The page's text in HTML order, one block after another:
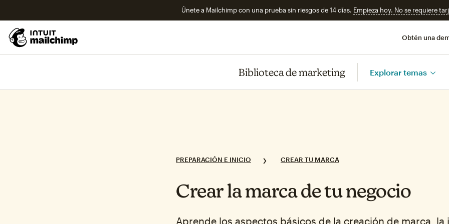
Únete a Mailchimp con una prueba sin riesgos de 14 días. Empieza hoy. No se requiere
Obtén una
Biblioteca de marketing Explorar temas
PREPARACIÓN E INICIO CREAR TU MARCA
Crear la marca de tu negocio
Aprende los aspectos básicos de la creación de marca, la